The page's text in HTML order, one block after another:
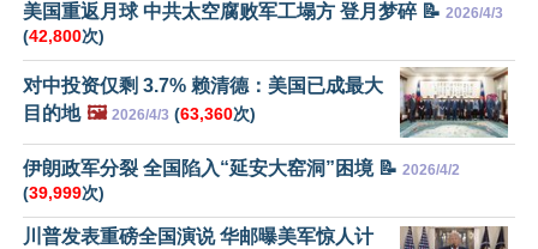
美国重返月球 中共太空腐败军工塌方 登月梦碎 📝 2026/4/3
(42,800次)
对中投资仅剩 3.7% 赖清德：美国已成最大
目的地 🖼️ 2026/4/3 (63,360次)
伊朗政军分裂 全国陷入“延安大窑洞”困境 📝 2026/4/2
(39,999次)
川普发表重磅全国演说 华邮曝美军惊人计